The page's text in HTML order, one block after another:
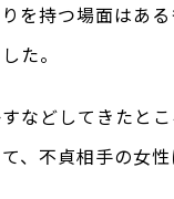
を持つ場面はある
た。
などしてきたとこ
、不貞相手の女性